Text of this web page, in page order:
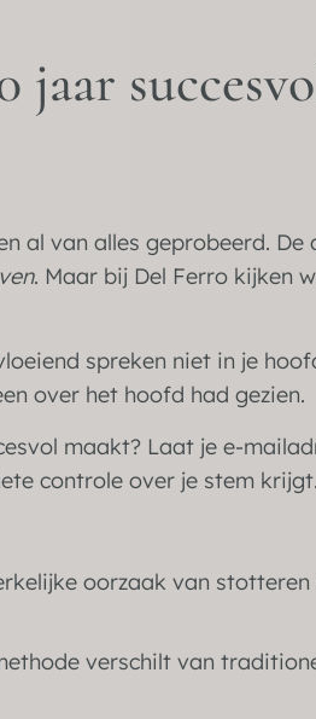
jaar
al van alles geprobeerd.
. Maar bij Del Ferro kijken
spreken niet in je
over het hoofd had gezien.
maakt? Laat je e-
controle over je stem krijgt.
oorzaak van
verschilt van